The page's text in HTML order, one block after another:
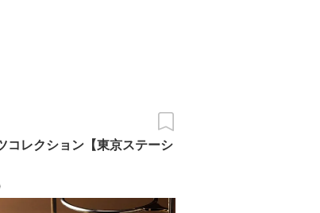
コレクション【東京ステーシ